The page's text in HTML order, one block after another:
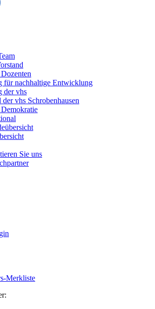
für nachhaltige Entwicklung
der vhs
vhs Schrobenhausen
Demokratie
Sie uns
Merkliste